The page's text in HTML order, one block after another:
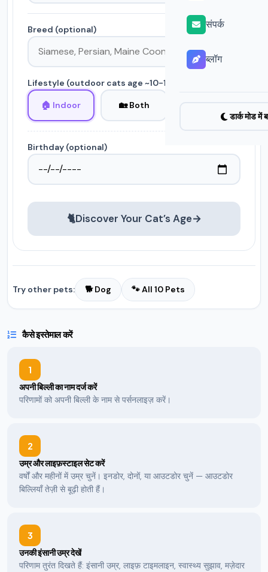
संपर्क
ब्लॉग
डार्क मोड में
Breed (optional)
Lifestyle (outdoor cats age ~10-15% faster)
🏠 Indoor 🏡 Both
Birthday (optional)
🐈Discover Your Cat’s Age→
Try other pets: 🐕 Dog 🐾 All 10 Pets
कैसे इस्तेमाल करें
1
अपनी बिल्ली का नाम दर्ज करें
परिणामों को अपनी बिल्ली के नाम से पर्सनलाइज़ करें।
2
उम्र और लाइफ़स्टाइल सेट करें
वर्षों और महीनों में उम्र चुनें। इनडोर, दोनों, या आउटडोर चुनें — आउटडोर
बिल्लियाँ तेज़ी से बूढ़ी होती हैं।
3
उनकी इंसानी उम्र देखें
परिणाम तुरंत दिखते हैं: इंसानी उम्र, लाइफ़ टाइमलाइन, स्वास्थ्य सुझाव, मज़ेदार